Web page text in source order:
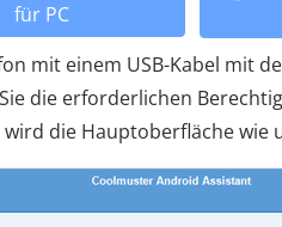
für PC
mit einem USB-Kabel mit
die erforderlichen
die Hauptoberfläche wie